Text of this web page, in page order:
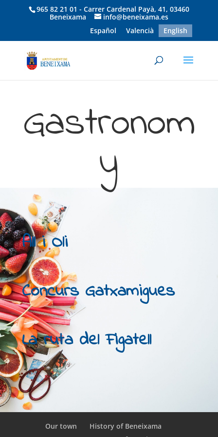
965 82 21 01 - Carrer Cardenal Payà, 41, 03460
Beneixama
info@beneixama.es
Español
Valencià English
Gastronom
y
All i Oli
Concurs Gatxamigues
La ruta del Figatell
Our town
History of Beneixama